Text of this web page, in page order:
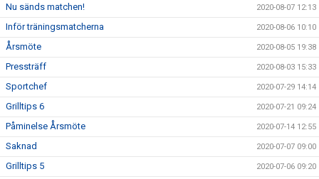
Nu sänds matchen! 2020-08-07 12:13
Inför träningsmatcherna 2020-08-06 10:10
Årsmöte 2020-08-05 19:38
Pressträff 2020-08-03 15:33
Sportchef 2020-07-29 14:14
Grilltips 6 2020-07-21 09:24
Påminelse Årsmöte 2020-07-14 12:55
Saknad 2020-07-07 09:00
Grilltips 5 2020-07-06 09:20